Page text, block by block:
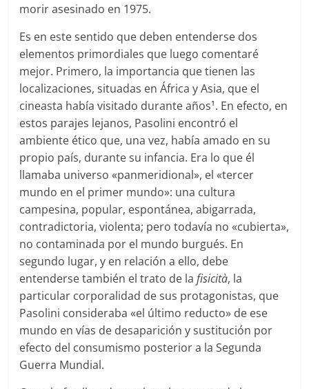
morir asesinado en 1975.
Es en este sentido que deben entenderse dos
elementos primordiales que luego comentaré
mejor. Primero, la importancia que tienen las
localizaciones, situadas en África y Asia, que el
cineasta había visitado durante años1 . En efecto, en
estos parajes lejanos, Pasolini encontró el
ambiente ético que, una vez, había amado en su
propio país, durante su infancia. Era lo que él
llamaba universo «panmeridional», el «tercer
mundo en el primer mundo»: una cultura
campesina, popular, espontánea, abigarrada,
contradictoria, violenta; pero todavía no «cubierta»,
no contaminada por el mundo burgués. En
segundo lugar, y en relación a ello, debe
entenderse también el trato de lafisicità, la
particular corporalidad de sus protagonistas, que
Pasolini consideraba «el último reducto» de ese
mundo en vías de desaparición y sustitución por
efecto del consumismo posterior a la Segunda
Guerra Mundial.